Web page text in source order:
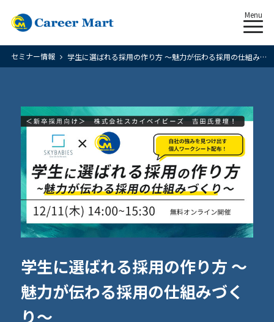
Menu
セミナー情報 学生に選ばれる採用の作り方 〜魅力が伝わる採用の仕組みづくり〜
学生に選ばれる採用の作り方 〜
魅力が伝わる採用の仕組みづく
り〜